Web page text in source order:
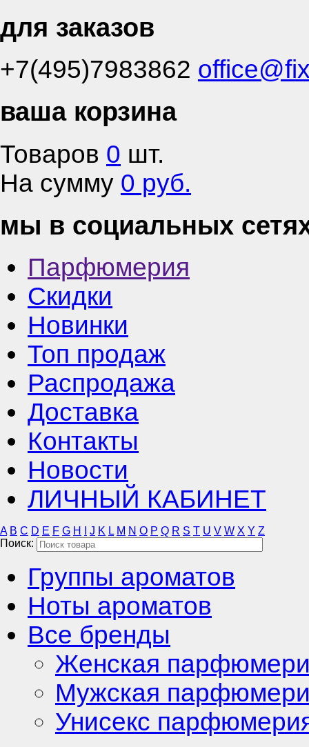
для заказов
+7(495)7983862
ваша корзина
Товаров 0 шт.
На сумму 0 руб.
мы в социальных
Парфюмерия
Скидки
Новинки
Топ продаж
Распродажа
Доставка
Контакты
Новости
ЛИЧНЫЙ КАБИНЕТ
A B C D E F G H J K L M N O P Q R S T U V W X Y Z
Поиск:
Группы ароматов
Ноты ароматов
Все бренды
Женская
Мужская
Унисекс